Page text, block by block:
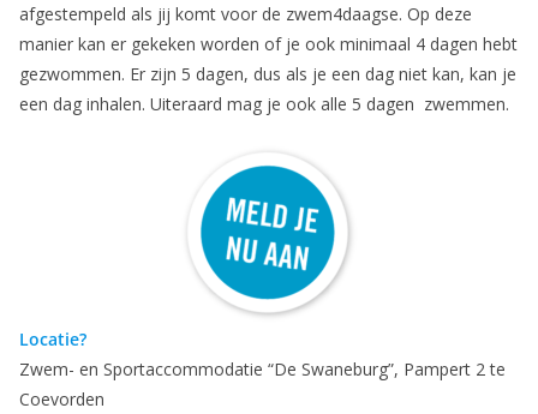
afgestempeld als jij komt voor de zwem4daagse. Op deze
manier kan er gekeken worden of je ook minimaal 4 dagen hebt
gezwommen. Er zijn 5 dagen, dus als je een dag niet kan, kan je
een dag inhalen. Uiteraard mag je ook alle 5 dagen zwemmen.
Locatie?
Zwem- en Sportaccommodatie “De Swaneburg”, Pampert 2 te
Coevorden